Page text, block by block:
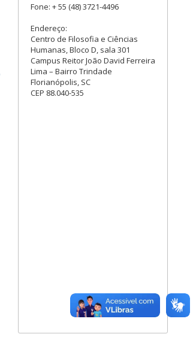
Fone: + 55 (48) 3721-4496
Endereço:
Centro de Filosofia e Ciências
Humanas, Bloco D, sala 301
Campus Reitor João David Ferreira
Lima – Bairro Trindade
Florianópolis, SC
CEP 88.040-535